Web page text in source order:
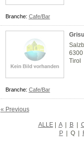
Branche: Cafe/Bar
6300
Tirol
Branche: Cafe/Bar
« Previous
ALLE| A | B |
P | Q |